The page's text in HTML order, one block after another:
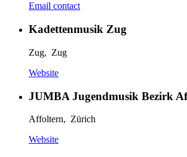
Email contact
Kadettenmusik Zug
Zug, Zug
Website
JUMBA Jugendmusik Bezirk
Affoltern, Zürich
Website